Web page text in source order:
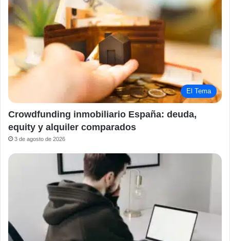
El Tema
Crowdfunding inmobiliario España: deuda,
equity y alquiler comparados
3 de agosto de 2026